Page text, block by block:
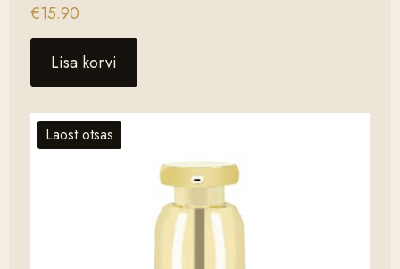
€15.90
Lisa korvi
Laost otsas